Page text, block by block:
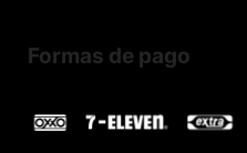
Formas de pago